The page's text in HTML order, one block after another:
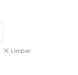
Limpar